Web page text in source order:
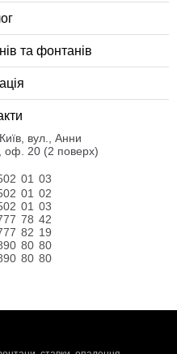
та фонтанів
вул., Анни
оф. 20 (2 поверх)
01 03
01 02
01 03
78 42
82 19
80 80
80 80